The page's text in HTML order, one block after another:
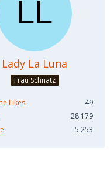
Lady La Luna
Frau Schnatz
Likes
49
28.179
5.253